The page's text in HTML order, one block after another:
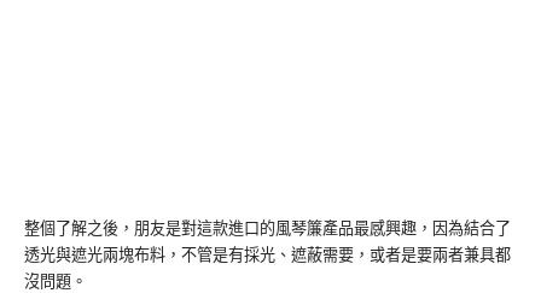
整個了解之後，朋友是對這款進口的風琴簾產品最感興趣，因為結合了
透光與遮光兩塊布料，不管是有採光、遮蔽需要，或者是要兩者兼具都
沒問題。